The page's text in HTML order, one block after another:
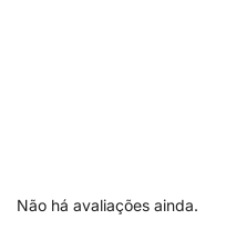
Não há avaliações ainda.